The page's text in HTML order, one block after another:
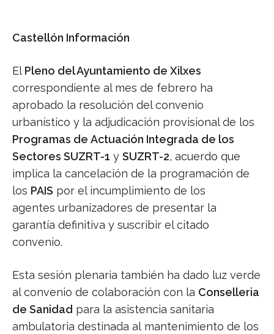
Castellón Información
ElPleno del Ayuntamiento de Xilxes
correspondiente al mes de febrero ha
aprobado la resolución del convenio
urbanístico y la adjudicación provisional de los
Programas de Actuación Integrada de los
Sectores SUZRT-1 y SUZRT-2, acuerdo que
implica la cancelación de la programación de
los PAIS por el incumplimiento de los
agentes urbanizadores de presentar la
garantía definitiva y suscribir el citado
convenio.
Esta sesión plenaria también ha dado luz verde
al convenio de colaboración con la Conselleria
de Sanidad para la asistencia sanitaria
ambulatoria destinada al mantenimiento de los